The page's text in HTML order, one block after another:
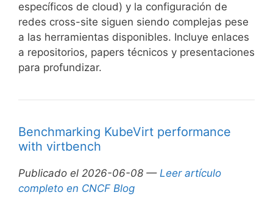
específicos de cloud) y la configuración de
redes cross-site siguen siendo complejas pese
a las herramientas disponibles. Incluye enlaces
a repositorios, papers técnicos y presentaciones
para profundizar.
Benchmarking KubeVirt performance
with virtbench
Publicado el 2026-06-08 — Leer artículo
completo en CNCF Blog